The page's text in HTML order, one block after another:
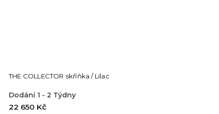
THE COLLECTOR skříňka / Lilac
Dodání 1 - 2 Týdny
22 650 Kč